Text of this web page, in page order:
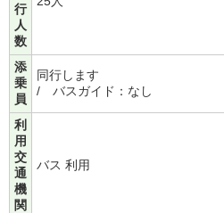
行
人
数
添
乗
員
同行します
/ バスガイド：なし
利
用
交
通
機
関
バス 利用